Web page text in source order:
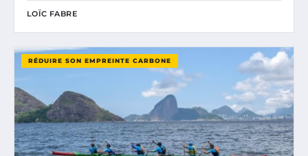
LOÏC FABRE
RÉDUIRE SON EMPREINTE CARBONE